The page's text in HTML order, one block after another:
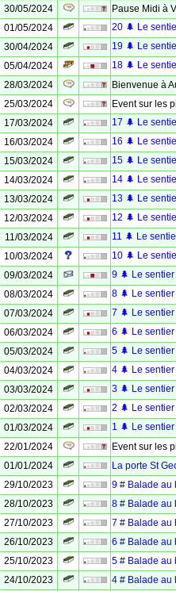
30/05/2024
Pause Midi à
01/05/2024
20 🌲 Le
30/04/2024
19 🌲 Le
05/04/2024
18 🌲 Le
28/03/2024
Bienvenue à
25/03/2024
Event sur les
17/03/2024
17 🌲 Le
16/03/2024
16 🌲 Le
15/03/2024
15 🌲 Le
14/03/2024
14 🌲 Le
13/03/2024
13 🌲 Le
12/03/2024
12 🌲 Le
11/03/2024
11 🌲 Le
10/03/2024
10 🌲 Le
09/03/2024
9 🌲 Le
08/03/2024
8 🌲 Le
07/03/2024
7 🌲 Le
06/03/2024
6 🌲 Le
05/03/2024
5 🌲 Le
04/03/2024
4 🌲 Le
03/03/2024
3 🌲 Le
02/03/2024
2 🌲 Le
01/03/2024
1 🌲 Le
22/01/2024
Event sur les
01/01/2024
La porte St
29/10/2023
9 # Balade au
28/10/2023
8 # Balade au
27/10/2023
7 # Balade au
26/10/2023
6 # Balade au
25/10/2023
5 # Balade au
24/10/2023
4 # Balade au